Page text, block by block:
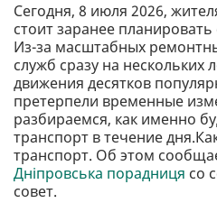
Сегодня, 8 июля 2026,
стоит заранее
Из-за масштабных
служб сразу на нескольких
движения десятков
претерпели временные
разбираемся, как именно
транспорт в течение
транспорт. Об этом
Дніпровська порадниця со
совет.